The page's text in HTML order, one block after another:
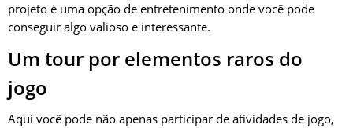
projeto é uma opção de entretenimento onde você pode
conseguir algo valioso e interessante.
Um tour por elementos raros do
jogo
Aqui você pode não apenas participar de atividades de jogo,